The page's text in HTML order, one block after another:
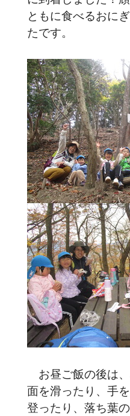
ともに食べるおに
たです。
お昼ご飯の後は
面を滑ったり、手
登ったり、落ち葉